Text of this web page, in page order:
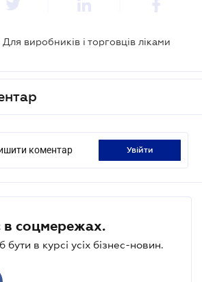
Для виробників і торговців ліками
коментар увійти
в соцмережах.
бути в курсі усіх бізнес-новин.